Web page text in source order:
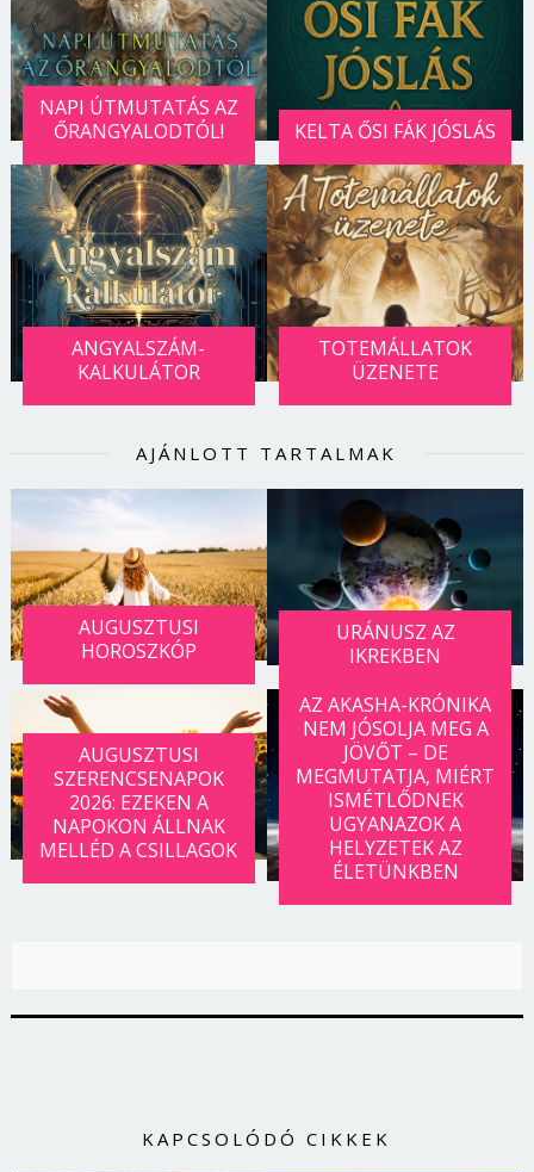
NAPI ÚTMUTATÁS AZ
ŐRANGYALODTÓL!
KELTA ŐSI FÁK JÓSLÁS
ANGYALSZÁM-
KALKULÁTOR
TOTEMÁLLATOK
ÜZENETE
AJÁNLOTT TARTALMAK
AUGUSZTUSI
HOROSZKÓP
URÁNUSZ AZ
IKREKBEN
AUGUSZTUSI
SZERENCSENAPOK
2026: EZEKEN A
NAPOKON ÁLLNAK
MELLÉD A CSILLAGOK
AZ AKASHA-KRÓNIKA
NEM JÓSOLJA MEG A
JÖVŐT – DE
MEGMUTATJA, MIÉRT
ISMÉTLŐDNEK
UGYANAZOK A
HELYZETEK AZ
ÉLETÜNKBEN
KAPCSOLÓDÓ CIKKEK